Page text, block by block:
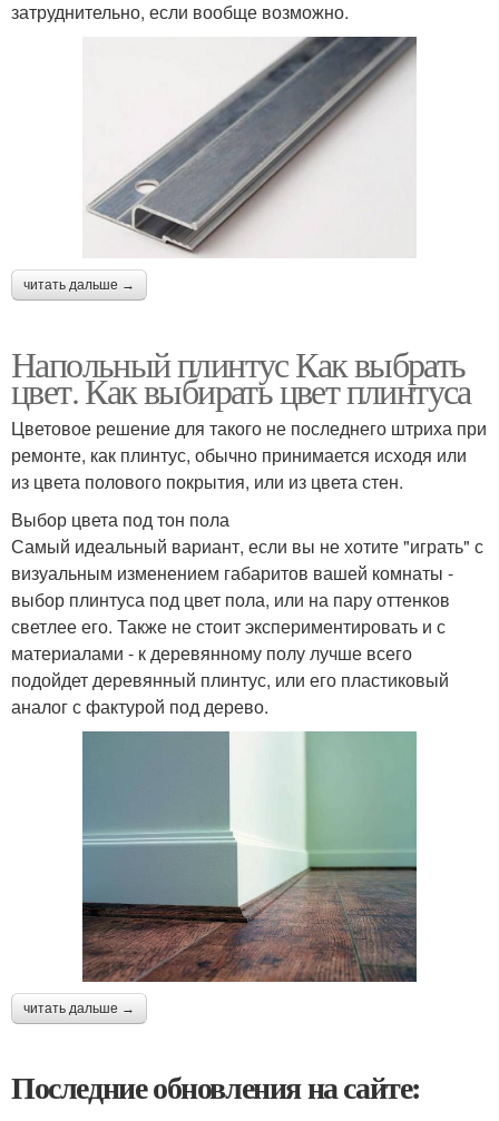
затруднительно, если вообще возможно.
читать дальше →
Напольный плинтус Как выбрать
цвет. Как выбирать цвет плинтуса
Цветовое решение для такого не последнего штриха при
ремонте, как плинтус, обычно принимается исходя или
из цвета полового покрытия, или из цвета стен.
Выбор цвета под тон пола
Самый идеальный вариант, если вы не хотите "играть" с
визуальным изменением габаритов вашей комнаты -
выбор плинтуса под цвет пола, или на пару оттенков
светлее его. Также не стоит экспериментировать и с
материалами - к деревянному полу лучше всего
подойдет деревянный плинтус, или его пластиковый
аналог с фактурой под дерево.
читать дальше →
Последние обновления на сайте: